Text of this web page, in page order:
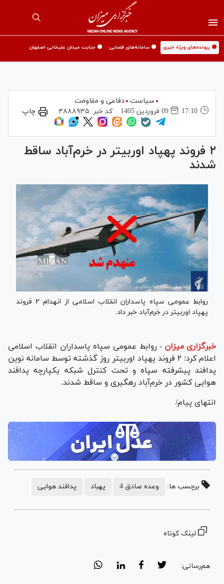
🟡 پرونده‌های ویژه خبری 🟡 سامانه‌های قضایی 🟡 جنایت میدان علیخانی اصفهان
سیاست
دفاعی و مقاومت
17:10
09 فروردين 1405 کد خبر: ۴۸۸۸۹۳۵ چاپ
۲ فروند پهپاد اوربیتر در خرم‌آباد ساقط
شدند
روابط عمومی سپاه پاسداران انقلاب اسلامی از انهدام ۲ فروند
پهپاد اوربیتر در خرم‌آباد خبر داد.
خبرگزاری میزان - روابط عمومی سپاه پاسداران انقلاب اسلامی
اعلام کرد: ۲ فروند پهپاد اوربیتر روز گذشته توسط سامانه نوین
پدافند پیشرفته سپاه و تحت کنترل شبکه یکپارچه پدافند
هوایی کشور در خرم‌آباد رهگیری و ساقط شدند.
انتهای پیام/
برچسب ها: وعده صادق 4 پهباد پدافند هوایی
لینک کوتاه
هم‌رسانی: